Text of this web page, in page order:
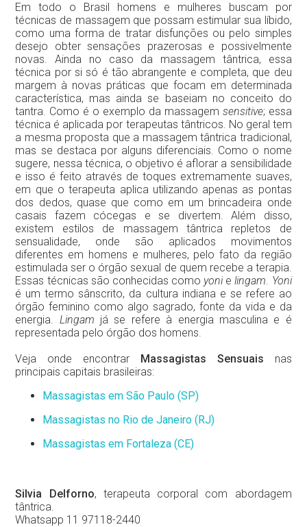
Em todo o Brasil homens e mulheres buscam por
técnicas de massagem que possam estimular sua líbido,
como uma forma de tratar disfunções ou pelo simples
desejo obter sensações prazerosas e possivelmente
novas. Ainda no caso da massagem tântrica, essa
técnica por si só é tão abrangente e completa, que deu
margem à novas práticas que focam em determinada
característica, mas ainda se baseiam no conceito do
tantra. Como é o exemplo da massagem sensitive; essa
técnica é aplicada por terapeutas tântricos. No geral tem
a mesma proposta que a massagem tântrica tradicional,
mas se destaca por alguns diferenciais. Como o nome
sugere, nessa técnica, o objetivo é aflorar a sensibilidade
e isso é feito através de toques extremamente suaves,
em que o terapeuta aplica utilizando apenas as pontas
dos dedos, quase que como em um brincadeira onde
casais fazem cócegas e se divertem. Além disso,
existem estilos de massagem tântrica repletos de
sensualidade, onde são aplicados movimentos
diferentes em homens e mulheres, pelo fato da região
estimulada ser o órgão sexual de quem recebe a terapia.
Essas técnicas são conhecidas como yonielingam. Yoni
é um termo sânscrito, da cultura indiana e se refere ao
órgão feminino como algo sagrado, fonte da vida e da
energia. Lingam já se refere à energia masculina e é
representada pelo órgão dos homens.
Veja onde encontrar Massagistas Sensuais nas
principais capitais brasileiras:
Massagistas em São Paulo (SP)
Massagistas no Rio de Janeiro (RJ)
Massagistas em Fortaleza (CE)
Silvia Delforno, terapeuta corporal com abordagem
tântrica.
Whatsapp 11 97118-2440